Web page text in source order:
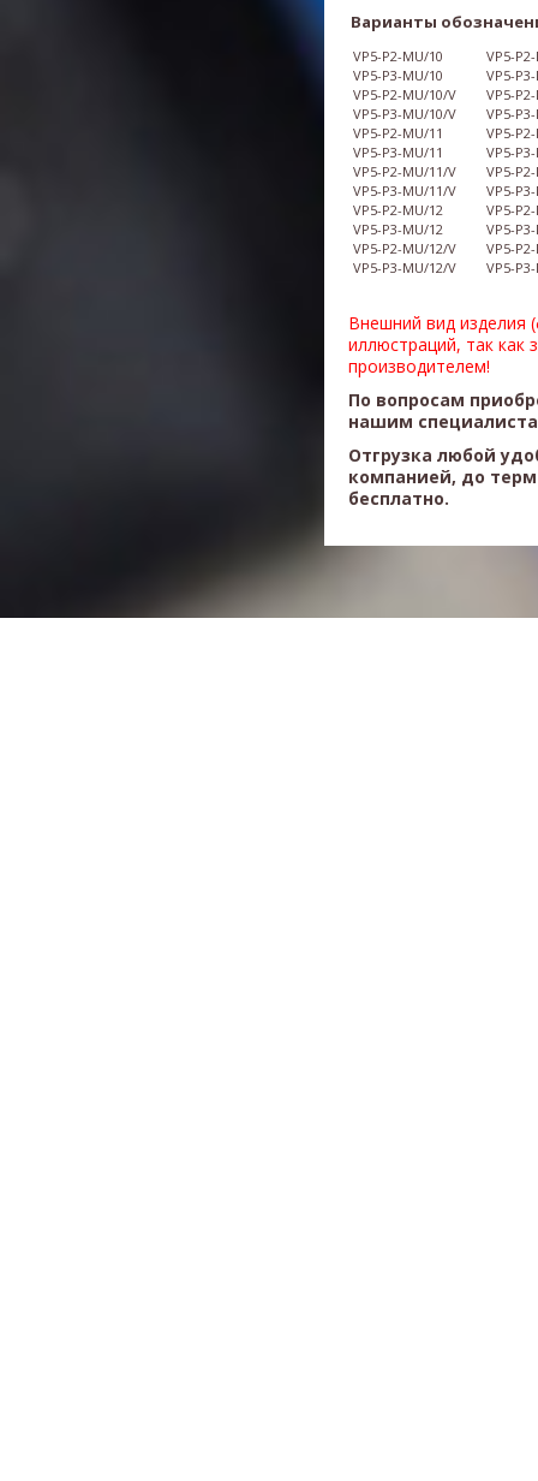
Варианты
VP5-P2-MU/10
VP5-P3-MU/10
VP5-P2-MU/10/V
VP5-P3-MU/10/V
VP5-P2-MU/11
VP5-P3-MU/11
VP5-P2-MU/11/V
VP5-P3-MU/11/V
VP5-P2-MU/12
VP5-P3-MU/12
VP5-P2-MU/12/V
VP5-P3-MU/12/V
VP5-
VP5-
VP5-
VP5-
VP5-
VP5-
VP5-
VP5-
VP5-
VP5-
VP5-
VP5-
Внешний вид изделия
иллюстраций, так как
производителем!
По вопросам
нашим
Отгрузка любой
компанией, до
бесплатно.